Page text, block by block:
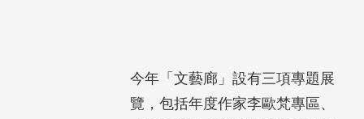
今年「文藝廊」設有三項專題展
覽，包括年度作家李歐梵專區、